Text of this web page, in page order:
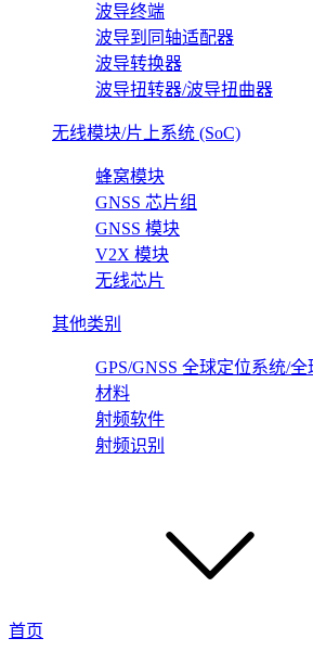
波导终端
波导到同轴适配器
波导转换器
波导扭转器/波导扭曲器
无线模块/片上系统 (SoC)
蜂窝模块
GNSS 芯片组
GNSS 模块
V2X 模块
无线芯片
其他类别
GPS/GNSS 全球定位系统/
材料
射频软件
射频识别
首页